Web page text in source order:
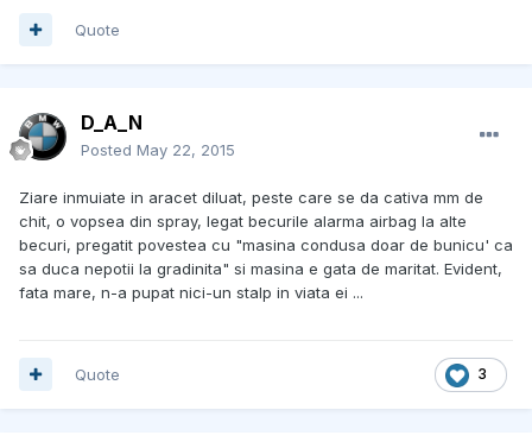
Quote
D_A_N
Posted May 22, 2015
Ziare inmuiate in aracet diluat, peste care se da cativa mm de
chit, o vopsea din spray, legat becurile alarma airbag la alte
becuri, pregatit povestea cu "masina condusa doar de bunicu' ca
sa duca nepotii la gradinita" si masina e gata de maritat. Evident,
fata mare, n-a pupat nici-un stalp in viata ei ...
3
Quote